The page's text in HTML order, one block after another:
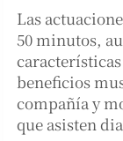
Las
50 minutos,
beneficios
compañía y
que asisten